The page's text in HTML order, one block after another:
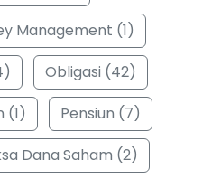
Management (1)
Obligasi (42)
(1)
Pensiun (7)
Dana Saham (2)